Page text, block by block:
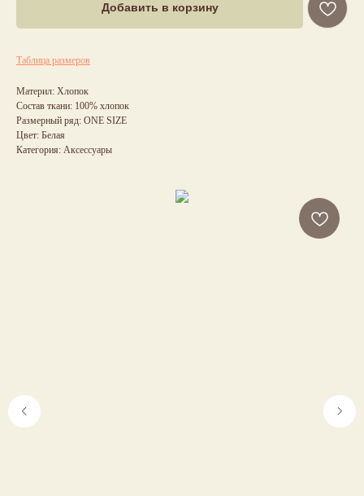
Добавить в корзину
Таблица размеров
Материл: Хлопок
Состав ткани: 100% хлопок
Размерный ряд: ONE SIZE
Цвет: Белая
Категория: Аксессуары